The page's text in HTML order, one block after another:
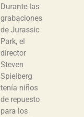
Durante las
grabaciones
de Jurassic
Park, el
director
Steven
Spielberg
tenía niños
de repuesto
para los